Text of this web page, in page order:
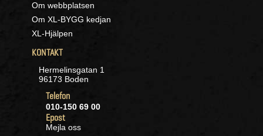
Om webbplatsen
Om XL-BYGG kedjan
XL-Hjälpen
KONTAKT
Hermelinsgatan 1
96173 Boden
Telefon
010-150 69 00
Epost
Mejla oss